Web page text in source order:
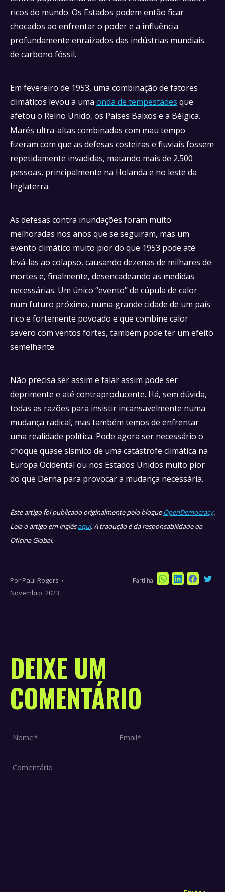
ricos do mundo. Os Estados podem então ficar
chocados ao enfrentar o poder e a influência
profundamente enraizados das indústrias mundiais
de carbono fóssil.
Em fevereiro de 1953, uma combinação de fatores
climáticos levou a uma onda de tempestades que
afetou o Reino Unido, os Países Baixos e a Bélgica.
Marés ultra-altas combinadas com mau tempo
fizeram com que as defesas costeiras e fluviais fossem
repetidamente invadidas, matando mais de 2.500
pessoas, principalmente na Holanda e no leste da
Inglaterra.
As defesas contra inundações foram muito
melhoradas nos anos que se seguiram, mas um
evento climático muito pior do que 1953 pode até
levá-las ao colapso, causando dezenas de milhares de
mortes e, finalmente, desencadeando as medidas
necessárias. Um único “evento” de cúpula de calor
num futuro próximo, numa grande cidade de um país
rico e fortemente povoado e que combine calor
severo com ventos fortes, também pode ter um efeito
semelhante.
Não precisa ser assim e falar assim pode ser
deprimente e até contraproducente. Há, sem dúvida,
todas as razões para insistir incansavelmente numa
mudança radical, mas também temos de enfrentar
uma realidade política. Pode agora ser necessário o
choque quase sísmico de uma catástrofe climática na
Europa Ocidental ou nos Estados Unidos muito pior
do que Derna para provocar a mudança necessária.
Este artigo foi publicado originalmente pelo blogueOpenDemocracy.
Leia o artigo em inglêsaqui. A tradução é da responsabilidade da
Oficina Global.
Por Paul Rogers
Novembro, 2023
Partilha:
ShareShareShare
DEIXE UM
COMENTÁRIO
Comentário
Nome * Email *